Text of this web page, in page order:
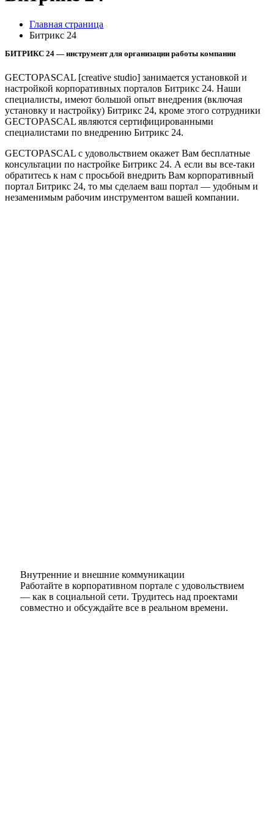
Главная страница
Битрикс 24
БИТРИКС 24 — инструмент для организации работы компании
GECTOPASCAL [creative studio] занимается установкой и
настройкой корпоративных порталов Битрикс 24. Наши
специалисты, имеют большой опыт внедрения (включая
установку и настройку) Битрикс 24, кроме этого сотрудники
GECTOPASCAL являются сертифицированными
специалистами по внедрению Битрикс 24.
GECTOPASCAL с удовольствием окажет Вам бесплатные
консультации по настройке Битрикс 24. А если вы все-таки
обратитесь к нам с просьбой внедрить Вам корпоративный
портал Битрикс 24, то мы сделаем ваш портал — удобным и
незаменимым рабочим инструментом вашей компании.
Внутренние и внешние коммуникации
Работайте в корпоративном портале с удовольствием
— как в социальной сети. Трудитесь над проектами
совместно и обсуждайте все в реальном времени.